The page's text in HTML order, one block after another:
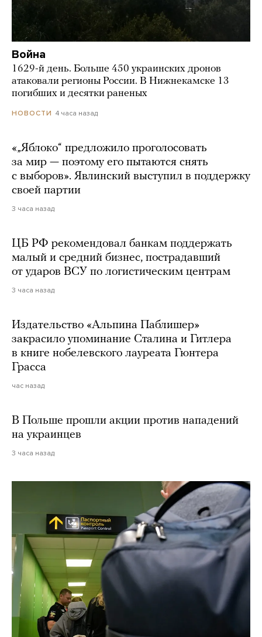
Война
1629-й день. Больше 450 украинских дронов
атаковали регионы России. В Нижнекамске 13
погибших и десятки раненых
НОВОСТИ 4 часа назад
«„Яблоко“ предложило проголосовать
за мир — поэтому его пытаются снять
с выборов». Явлинский выступил в поддержку
своей партии
3 часа назад
ЦБ РФ рекомендовал банкам поддержать
малый и средний бизнес, пострадавший
от ударов ВСУ по логистическим центрам
3 часа назад
Издательство «Альпина Паблишер»
закрасило упоминание Сталина и Гитлера
в книге нобелевского лауреата Гюнтера
Грасса
час назад
В Польше прошли акции против нападений
на украинцев
3 часа назад